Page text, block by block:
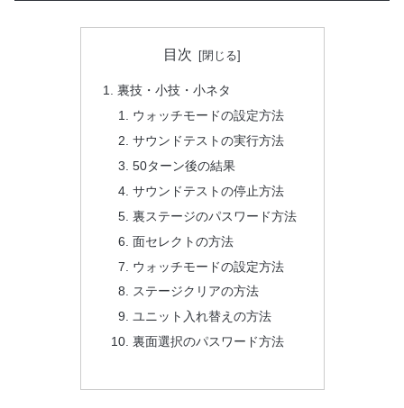
目次
裏技・小技・小ネタ
ウォッチモードの設定方法
サウンドテストの実行方法
50ターン後の結果
サウンドテストの停止方法
裏ステージのパスワード方法
面セレクトの方法
ウォッチモードの設定方法
ステージクリアの方法
ユニット入れ替えの方法
裏面選択のパスワード方法